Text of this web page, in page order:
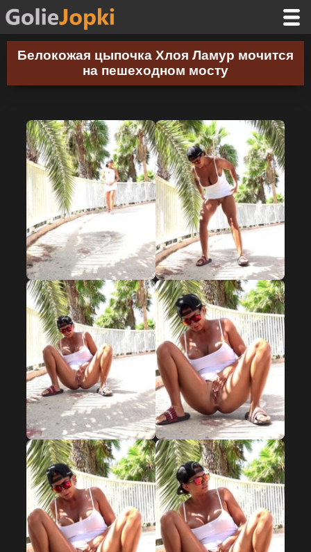
Белокожая цыпочка Хлоя Ламур мочится
на пешеходном мосту